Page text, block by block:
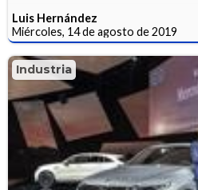
Luis Hernández
Miércoles, 14 de agosto de 2019
Industria